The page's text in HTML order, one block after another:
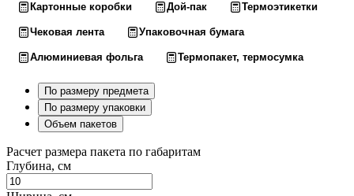
Картонные коробки Дой-пак Термоэтикетки
Чековая лента Упаковочная бумага
Алюминиевая фольга Термопакет, термосумка
По размеру предмета
По размеру упаковки
Объем пакетов
Расчет размера пакета по габаритам
Глубина, см